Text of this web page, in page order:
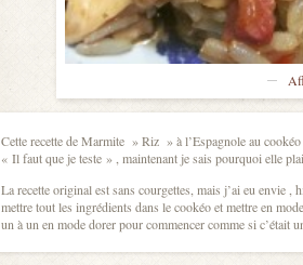
Cette recette de Marmite » Riz » à l’Espagnole au
« Il faut que je teste » , maintenant je sais pourquoi elle
La recette original est sans courgettes, mais j’ai eu envie
mettre tout les ingrédients dans le cookéo et mettre en
un à un en mode dorer pour commencer comme si c’était